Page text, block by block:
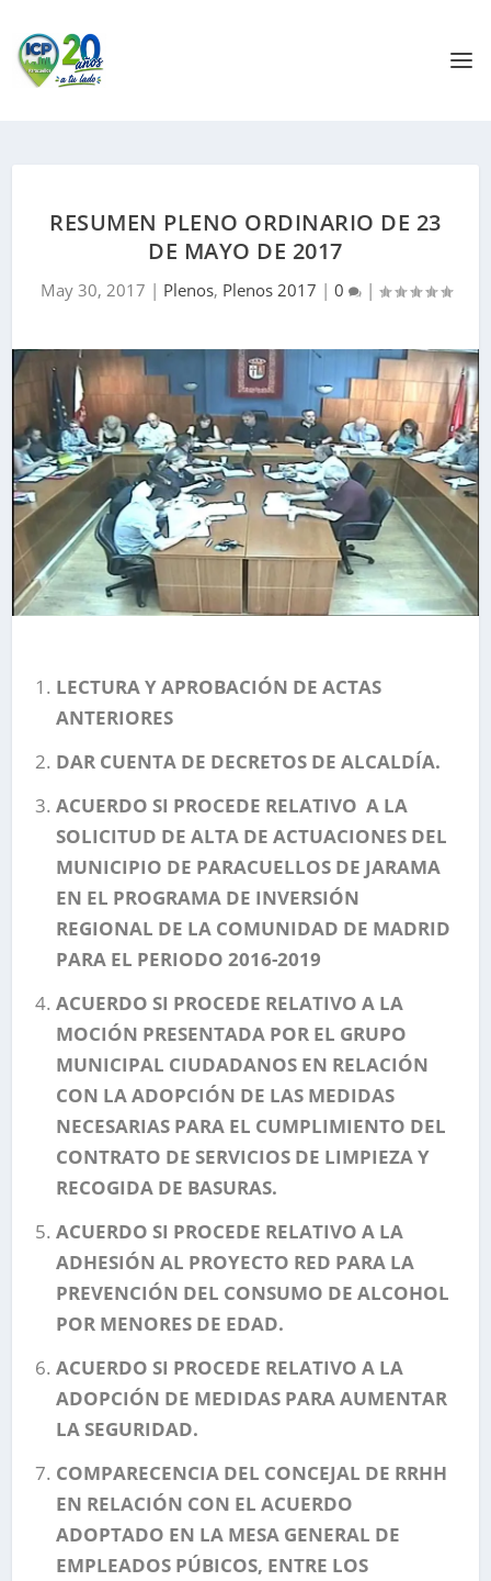
RESUMEN PLENO ORDINARIO DE 23
DE MAYO DE 2017
May 30, 2017 | Plenos, Plenos 2017 | 0 |
LECTURA Y APROBACIÓN DE ACTAS
ANTERIORES
DAR CUENTA DE DECRETOS DE ALCALDÍA.
ACUERDO SI PROCEDE RELATIVO A LA
SOLICITUD DE ALTA DE ACTUACIONES DEL
MUNICIPIO DE PARACUELLOS DE JARAMA
EN EL PROGRAMA DE INVERSIÓN
REGIONAL DE LA COMUNIDAD DE MADRID
PARA EL PERIODO 2016-2019
ACUERDO SI PROCEDE RELATIVO A LA
MOCIÓN PRESENTADA POR EL GRUPO
MUNICIPAL CIUDADANOS EN RELACIÓN
CON LA ADOPCIÓN DE LAS MEDIDAS
NECESARIAS PARA EL CUMPLIMIENTO DEL
CONTRATO DE SERVICIOS DE LIMPIEZA Y
RECOGIDA DE BASURAS.
ACUERDO SI PROCEDE RELATIVO A LA
ADHESIÓN AL PROYECTO RED PARA LA
PREVENCIÓN DEL CONSUMO DE ALCOHOL
POR MENORES DE EDAD.
ACUERDO SI PROCEDE RELATIVO A LA
ADOPCIÓN DE MEDIDAS PARA AUMENTAR
LA SEGURIDAD.
COMPARECENCIA DEL CONCEJAL DE RRHH
EN RELACIÓN CON EL ACUERDO
ADOPTADO EN LA MESA GENERAL DE
EMPLEADOS PÚBICOS, ENTRE LOS